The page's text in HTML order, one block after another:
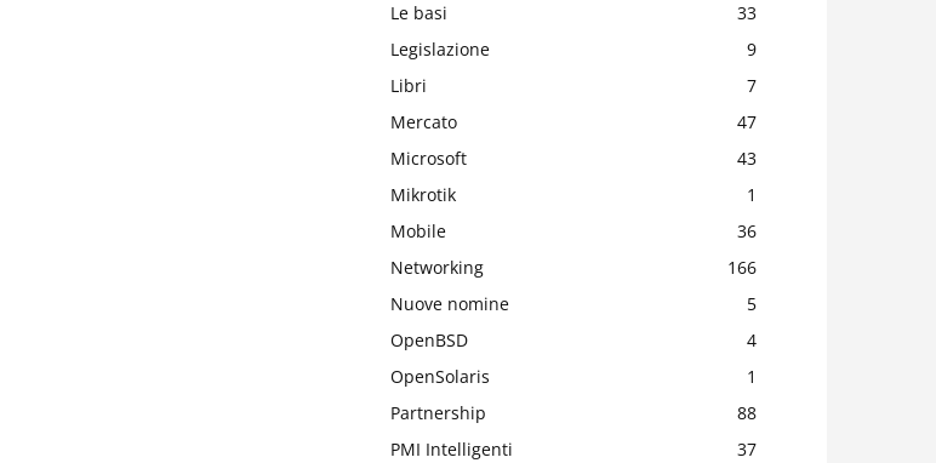
Le basi
33
Legislazione
9
Libri
7
Mercato
47
Microsoft
43
Mikrotik
1
Mobile
36
Networking
166
Nuove nomine
5
OpenBSD
4
OpenSolaris
1
Partnership
88
PMI Intelligenti
37